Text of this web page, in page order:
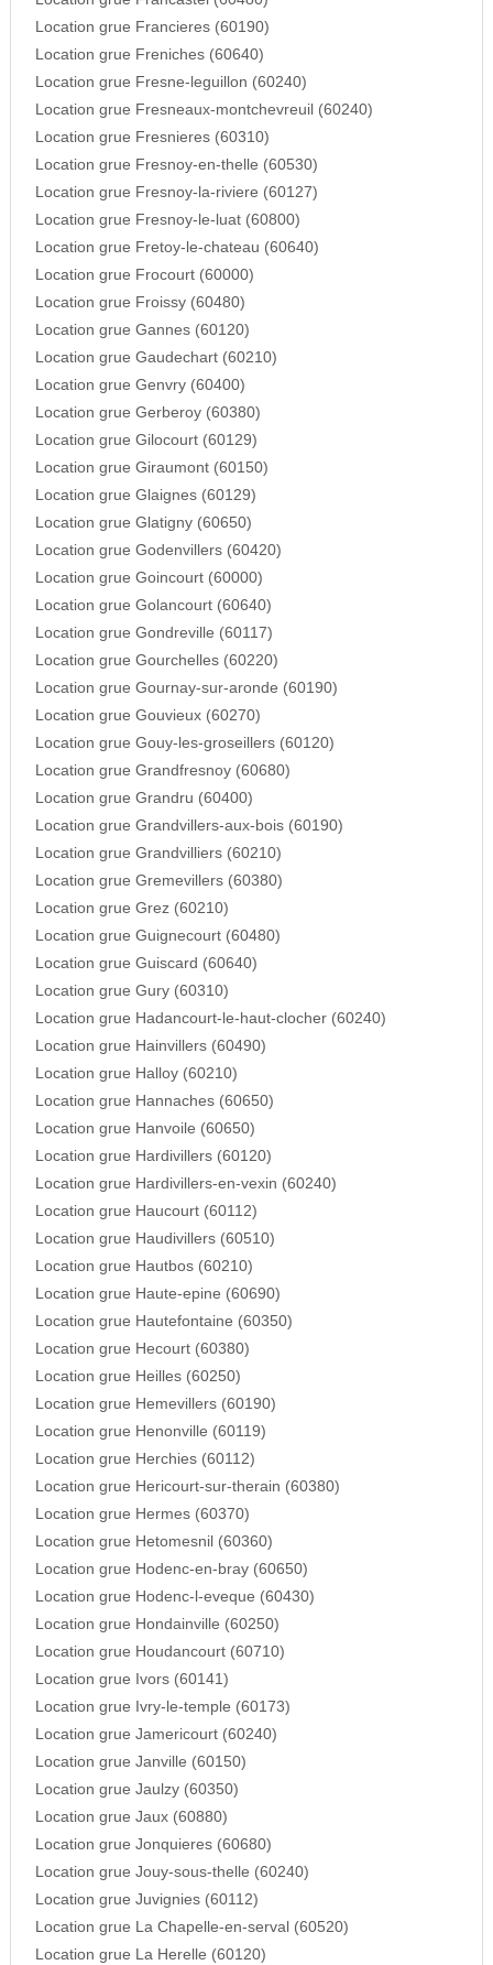
Location grue Francieres (60190)
Location grue Freniches (60640)
Location grue Fresne-leguillon (60240)
Location grue Fresneaux-montchevreuil (60240)
Location grue Fresnieres (60310)
Location grue Fresnoy-en-thelle (60530)
Location grue Fresnoy-la-riviere (60127)
Location grue Fresnoy-le-luat (60800)
Location grue Fretoy-le-chateau (60640)
Location grue Frocourt (60000)
Location grue Froissy (60480)
Location grue Gannes (60120)
Location grue Gaudechart (60210)
Location grue Genvry (60400)
Location grue Gerberoy (60380)
Location grue Gilocourt (60129)
Location grue Giraumont (60150)
Location grue Glaignes (60129)
Location grue Glatigny (60650)
Location grue Godenvillers (60420)
Location grue Goincourt (60000)
Location grue Golancourt (60640)
Location grue Gondreville (60117)
Location grue Gourchelles (60220)
Location grue Gournay-sur-aronde (60190)
Location grue Gouvieux (60270)
Location grue Gouy-les-groseillers (60120)
Location grue Grandfresnoy (60680)
Location grue Grandru (60400)
Location grue Grandvillers-aux-bois (60190)
Location grue Grandvilliers (60210)
Location grue Gremevillers (60380)
Location grue Grez (60210)
Location grue Guignecourt (60480)
Location grue Guiscard (60640)
Location grue Gury (60310)
Location grue Hadancourt-le-haut-clocher (60240)
Location grue Hainvillers (60490)
Location grue Halloy (60210)
Location grue Hannaches (60650)
Location grue Hanvoile (60650)
Location grue Hardivillers (60120)
Location grue Hardivillers-en-vexin (60240)
Location grue Haucourt (60112)
Location grue Haudivillers (60510)
Location grue Hautbos (60210)
Location grue Haute-epine (60690)
Location grue Hautefontaine (60350)
Location grue Hecourt (60380)
Location grue Heilles (60250)
Location grue Hemevillers (60190)
Location grue Henonville (60119)
Location grue Herchies (60112)
Location grue Hericourt-sur-therain (60380)
Location grue Hermes (60370)
Location grue Hetomesnil (60360)
Location grue Hodenc-en-bray (60650)
Location grue Hodenc-l-eveque (60430)
Location grue Hondainville (60250)
Location grue Houdancourt (60710)
Location grue Ivors (60141)
Location grue Ivry-le-temple (60173)
Location grue Jamericourt (60240)
Location grue Janville (60150)
Location grue Jaulzy (60350)
Location grue Jaux (60880)
Location grue Jonquieres (60680)
Location grue Jouy-sous-thelle (60240)
Location grue Juvignies (60112)
Location grue La Chapelle-en-serval (60520)
Location grue La Herelle (60120)